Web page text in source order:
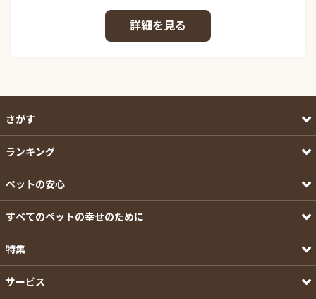
詳細を見る
さがす
ランキング
ペットの安心
すべてのペットの幸せのために
特集
サービス